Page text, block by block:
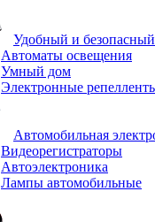
Удобный и
Автоматы освещения
Умный дом
Электронные
Автомобильная
Видеорегистраторы
Автоэлектроника
Лампы автомобильные